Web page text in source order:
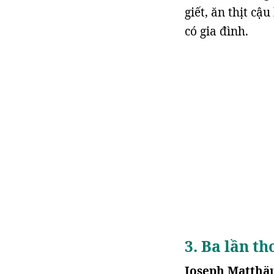
giết, ăn thịt cậu
có gia đình.
3. Ba lần